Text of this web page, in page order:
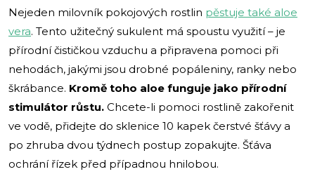
Nejeden milovník pokojových rostlin pěstuje také aloe
vera. Tento užitečný sukulent má spoustu využití – je
přírodní čističkou vzduchu a připravena pomoci při
nehodách, jakými jsou drobné popáleniny, ranky nebo
škrábance. Kromě toho aloe funguje jako přírodní
stimulátor růstu. Chcete-li pomoci rostlině zakořenit
ve vodě, přidejte do sklenice 10 kapek čerstvé šťávy a
po zhruba dvou týdnech postup zopakujte. Šťáva
ochrání řízek před případnou hnilobou.